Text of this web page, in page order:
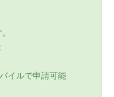
イルで申請可能